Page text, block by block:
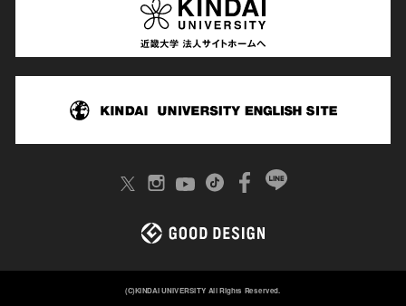
(C)KINDAI UNIVERSITY All Rights Reserved.